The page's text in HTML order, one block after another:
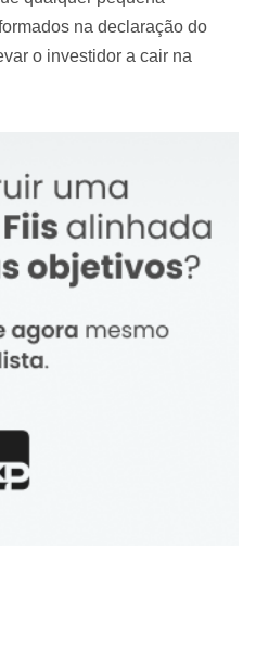
na declaração do
o investidor a cair na